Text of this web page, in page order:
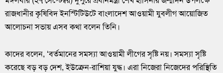
রাজধানীর কৃষিবিদ ইনস্টিটিউটে বাংলাদেশ আওয়ামী যুবলীগ আয়োজিত
আলোচনা সভায় এসব কথা বলেন তিনি।
কাদের বলেন, ‘বর্তমানের সমস্যা আওয়ামী লীগের সৃষ্টি নয়। সমস্যা সৃষ্টি
করেছে বড় বড় দেশ, ইউক্রেন-রাশিয়া যুদ্ধ। এরা নিজেরা নিজেদের পরিস্থিতি